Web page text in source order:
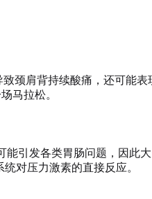
颈肩背持续酸痛，还可能
马拉松。
引发各类胃肠问题，因此
对压力激素的直接反应。